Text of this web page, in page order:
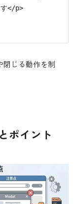
閉じる動作を制
ポイント